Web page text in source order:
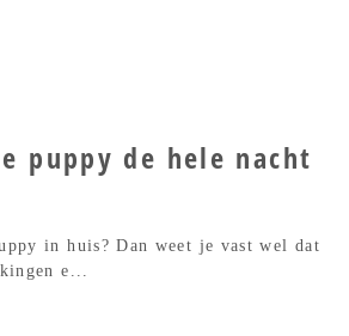
puppy de hele nacht
in huis? Dan weet je vast wel dat
e...